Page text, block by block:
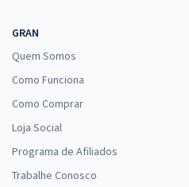
GRAN
Quem Somos
Como Funciona
Como Comprar
Loja Social
Programa de Afiliados
Trabalhe Conosco